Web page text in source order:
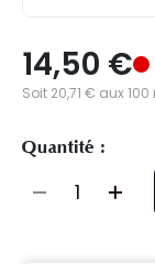
14,50 €
Soit 20,71 € aux 100
Quantité :